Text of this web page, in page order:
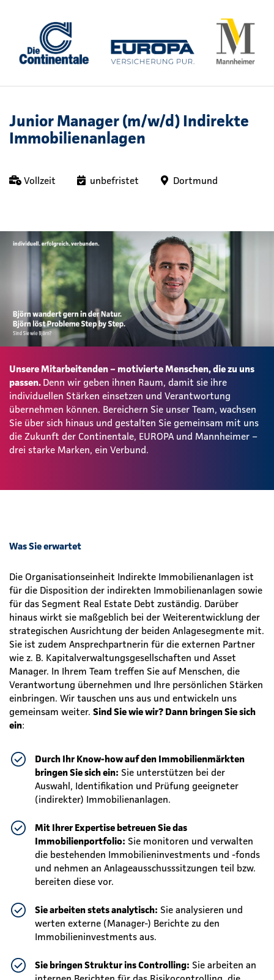
Junior Manager (m/w/d) Indirekte
Immobilienanlagen
Vollzeit unbefristet Dortmund
Unsere Mitarbeitenden – motivierte Menschen, die zu uns
passen. Denn wir geben ihnen Raum, damit sie ihre
individuellen Stärken einsetzen und Verantwortung
übernehmen können. Bereichern Sie unser Team, wachsen
Sie über sich hinaus und gestalten Sie gemeinsam mit uns
die Zukunft der Continentale, EUROPA und Mannheimer –
drei starke Marken, ein Verbund.
Was Sie erwartet
Die Organisationseinheit Indirekte Immobilienanlagen ist
für die Disposition der indirekten Immobilienanlagen sowie
für das Segment Real Estate Debt zuständig. Darüber
hinaus wirkt sie maßgeblich bei der Weiterentwicklung der
strategischen Ausrichtung der beiden Anlagesegmente mit.
Sie ist zudem Ansprechpartnerin für die externen Partner
wie z. B. Kapitalverwaltungsgesellschaften und Asset
Manager. In Ihrem Team treffen Sie auf Menschen, die
Verantwortung übernehmen und Ihre persönlichen Stärken
einbringen. Wir tauschen uns aus und entwickeln uns
gemeinsam weiter. Sind Sie wie wir? Dann bringen Sie sich
ein:
Durch Ihr Know-how auf den Immobilienmärkten
bringen Sie sich ein: Sie unterstützen bei der
Auswahl, Identifikation und Prüfung geeigneter
(indirekter) Immobilienanlagen.
Mit Ihrer Expertise betreuen Sie das
Immobilienportfolio: Sie monitoren und verwalten
die bestehenden Immobilieninvestments und -fonds
und nehmen an Anlageausschusssitzungen teil bzw.
bereiten diese vor.
Sie arbeiten stets analytisch: Sie analysieren und
werten externe (Manager-) Berichte zu den
Immobilieninvestments aus.
Sie bringen Struktur ins Controlling: Sie arbeiten an